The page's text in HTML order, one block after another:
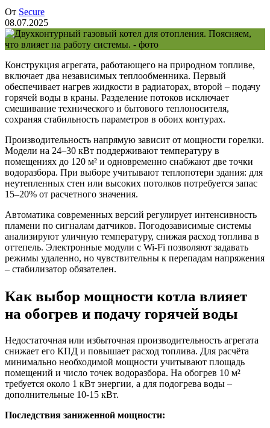
От Secure
08.07.2025
Конструкция агрегата, работающего на природном топливе,
включает два независимых теплообменника. Первый
обеспечивает нагрев жидкости в радиаторах, второй – подачу
горячей воды в краны. Разделение потоков исключает
смешивание технического и бытового теплоносителя,
сохраняя стабильность параметров в обоих контурах.
Производительность напрямую зависит от мощности горелки.
Модели на 24–30 кВт поддерживают температуру в
помещениях до 120 м² и одновременно снабжают две точки
водоразбора. При выборе учитывают теплопотери здания: для
неутепленных стен или высоких потолков потребуется запас
15–20% от расчетного значения.
Автоматика современных версий регулирует интенсивность
пламени по сигналам датчиков. Погодозависимые системы
анализируют уличную температуру, снижая расход топлива в
оттепель. Электронные модули с Wi-Fi позволяют задавать
режимы удаленно, но чувствительны к перепадам напряжения
– стабилизатор обязателен.
Как выбор мощности котла влияет
на обогрев и подачу горячей воды
Недостаточная или избыточная производительность агрегата
снижает его КПД и повышает расход топлива. Для расчёта
минимально необходимой мощности учитывают площадь
помещений и число точек водоразбора. На обогрев 10 м²
требуется около 1 кВт энергии, а для подогрева воды –
дополнительные 10-15 кВт.
Последствия заниженной мощности: